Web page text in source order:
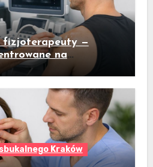
fizjoterapeuty —
na
pacjenta
Kraków